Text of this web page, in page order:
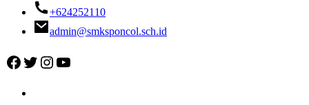
+624252110
admin@smksponcol.sch.id
Facebook
Twitter
Instagram
YouTube